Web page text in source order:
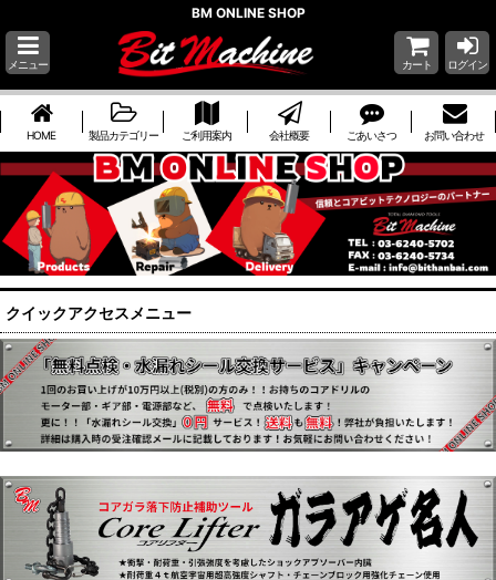
BM ONLINE SHOP
メニュー カート ログイン
HOME 製品カテゴリー ご利用案内 会社概要 ごあいさつ お問い合わせ
クイックアクセスメニュー